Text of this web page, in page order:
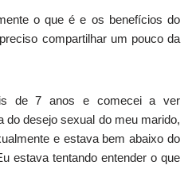
o que é e os benefícios do
compartilhar um pouco da
de 7 anos e comecei a ver
do desejo sexual do meu marido,
e estava bem abaixo do
estava tentando entender o que